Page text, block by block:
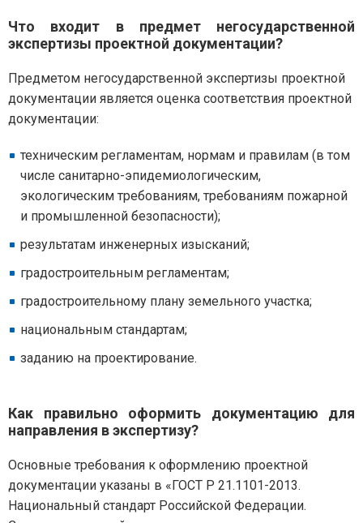
Что входит в предмет негосударственной
экспертизы проектной документации?
Предметом негосударственной экспертизы проектной
документации является оценка соответствия проектной
документации:
техническим регламентам, нормам и правилам (в том
числе санитарно-эпидемиологическим,
экологическим требованиям, требованиям пожарной
и промышленной безопасности);
результатам инженерных изысканий;
градостроительным регламентам;
градостроительному плану земельного участка;
национальным стандартам;
заданию на проектирование.
Как правильно оформить документацию для
направления в экспертизу?
Основные требования к оформлению проектной
документации указаны в «ГОСТ Р 21.1101-2013.
Национальный стандарт Российской Федерации.